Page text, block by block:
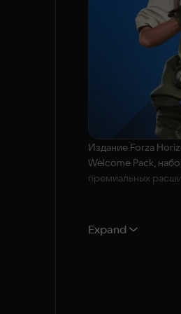
Издание Forza
Welcome Pack,
премиальных
Исследуйте
Expand